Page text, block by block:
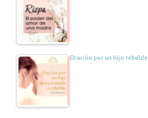
Oración por un hijo rebelde